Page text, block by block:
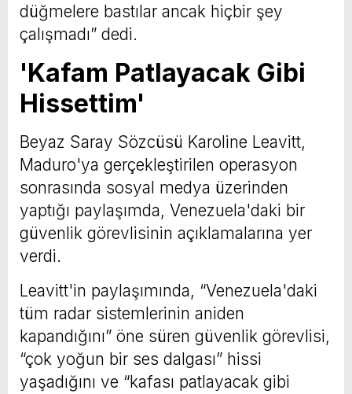
düğmelere bastılar ancak hiçbir şey
çalışmadı” dedi.
'Kafam Patlayacak Gibi
Hissettim'
Beyaz Saray Sözcüsü Karoline Leavitt,
Maduro'ya gerçekleştirilen operasyon
sonrasında sosyal medya üzerinden
yaptığı paylaşımda, Venezuela'daki bir
güvenlik görevlisinin açıklamalarına yer
verdi.
Leavitt'in paylaşımında, “Venezuela'daki
tüm radar sistemlerinin aniden
kapandığını” öne süren güvenlik görevlisi,
“çok yoğun bir ses dalgası” hissi
yaşadığını ve “kafası patlayacak gibi